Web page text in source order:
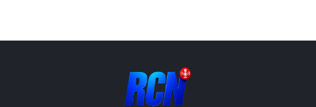
Département des Alpes Maritimes